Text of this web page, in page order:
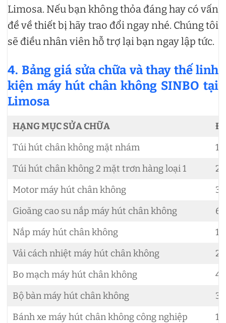
Limosa. Nếu bạn không thỏa đáng hay có vấn
đề về thiết bị hãy trao đổi ngay nhé. Chúng tôi
sẽ điều nhân viên hỗ trợ lại bạn ngay lập tức.
4. Bảng giá sửa chữa và thay thế linh
kiện máy hút chân không SINBO tại
Limosa
HẠNG MỤC SỬA CHỮA
Túi hút chân không mặt nhám
Túi hút chân không 2 mặt trơn hàng loại 1
Motor máy hút chân không
Gioăng cao su nắp máy hút chân không
Nắp máy hút chân không
Vải cách nhiệt máy hút chân không
Bo mạch máy hút chân không
Bộ bàn máy hút chân không
Bánh xe máy hút chân không công nghiệp